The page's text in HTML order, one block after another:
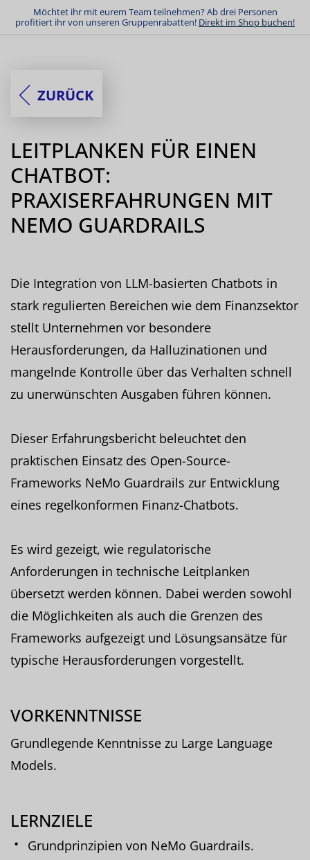
Möchtet ihr mit eurem Team teilnehmen? Ab drei Personen
profitiert ihr von unseren Gruppenrabatten! Direkt im Shop buchen!
ZURÜCK
LEITPLANKEN FÜR EINEN
CHATBOT:
PRAXISERFAHRUNGEN MIT
NEMO GUARDRAILS
Die Integration von LLM-basierten Chatbots in
stark regulierten Bereichen wie dem Finanzsektor
stellt Unternehmen vor besondere
Herausforderungen, da Halluzinationen und
mangelnde Kontrolle über das Verhalten schnell
zu unerwünschten Ausgaben führen können.
Dieser Erfahrungsbericht beleuchtet den
praktischen Einsatz des Open-Source-
Frameworks NeMo Guardrails zur Entwicklung
eines regelkonformen Finanz-Chatbots.
Es wird gezeigt, wie regulatorische
Anforderungen in technische Leitplanken
übersetzt werden können. Dabei werden sowohl
die Möglichkeiten als auch die Grenzen des
Frameworks aufgezeigt und Lösungsansätze für
typische Herausforderungen vorgestellt.
VORKENNTNISSE
Grundlegende Kenntnisse zu Large Language
Models.
LERNZIELE
Grundprinzipien von NeMo Guardrails.